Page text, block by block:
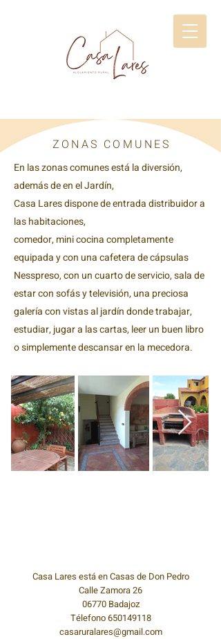
COMUNES
En las zonas comunes está la diversión,
además de en el Jardín,
Casa Lares dispone de entrada distribuidor a
las habitaciones,
comedor, mini cocina completamente
equipada y con una cafetera de cápsulas
Nesspreso, con un cuarto de servicio,sala de
estar con sofás y televisión,una preciosa
galería con vistas al jardín donde trabajar,
estudiar,jugar a las cartas, leer un buen libro
o simplemente descansar en la mecedora.
Casa Lares está en Casas de Don Pedro
Calle Zamora 26
06770 Badajoz
Télefono650149118
casaruralares@gmail.com